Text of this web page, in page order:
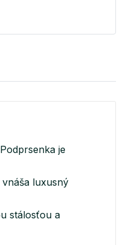
je
luxusný
stálosťou a